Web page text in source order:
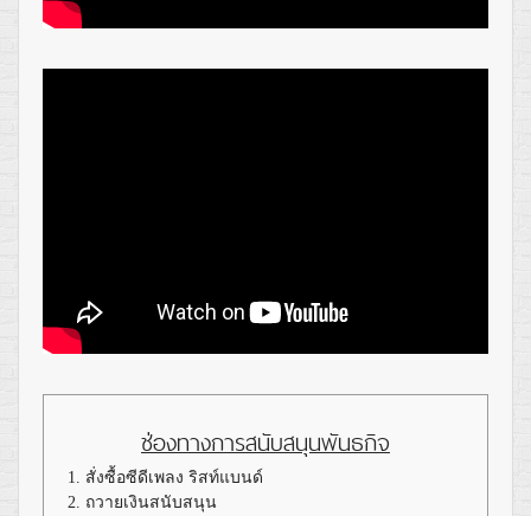
ช่องทางการสนับสนุนพันธกิจ
1. สั่งซื้อซีดีเพลง ริสท์แบนด์
2. ถวายเงินสนับสนุน